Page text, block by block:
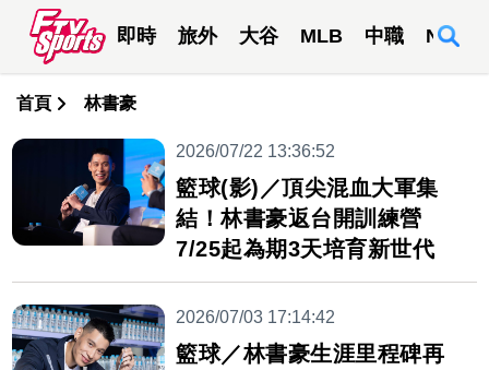
即時 旅外 大谷 MLB 中職 NBA
首頁 林書豪
2026/07/22 13:36:52
籃球(影)／頂尖混血大軍集
結！林書豪返台開訓練營
7/25起為期3天培育新世代
2026/07/03 17:14:42
籃球／林書豪生涯里程碑再